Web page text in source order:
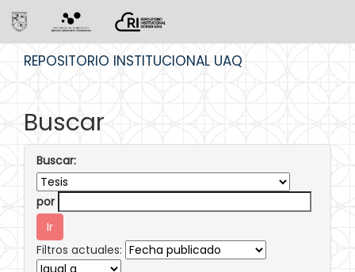
REPOSITORIO INSTITUCIONAL UAQ
Buscar
Buscar:
por
Filtros actuales: